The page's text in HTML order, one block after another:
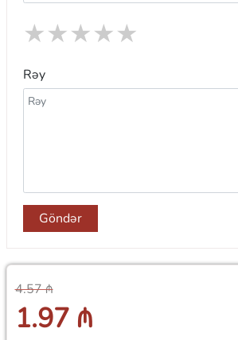
★
★
★
★
★
Rəy
Göndər
4.57 ₼
1.97 ₼